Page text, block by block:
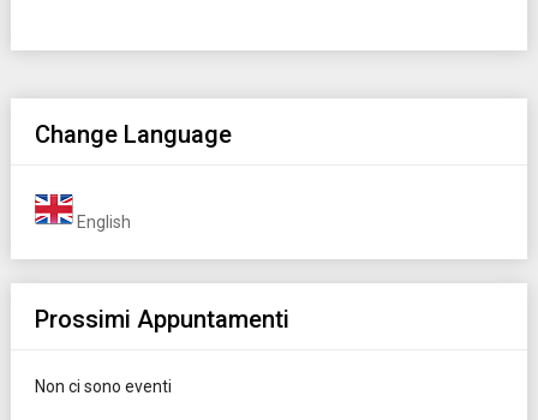
Change Language
English
Prossimi Appuntamenti
Non ci sono eventi